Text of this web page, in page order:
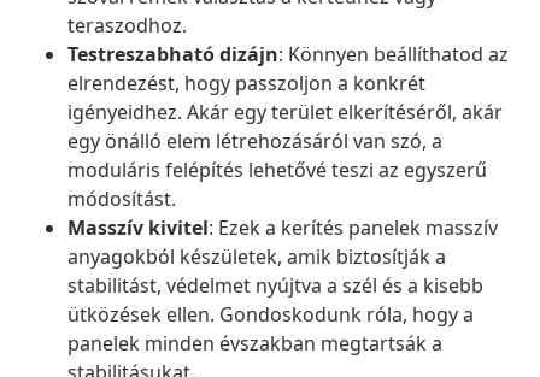
teraszodhoz.
Testreszabható dizájn: Könnyen beállíthatod az
elrendezést, hogy passzoljon a konkrét
igényeidhez. Akár egy terület elkerítéséről, akár
egy önálló elem létrehozásáról van szó, a
moduláris felépítés lehetővé teszi az egyszerű
módosítást.
Masszív kivitel: Ezek a kerítés panelek masszív
anyagokból készületek, amik biztosítják a
stabilitást, védelmet nyújtva a szél és a kisebb
ütközések ellen. Gondoskodunk róla, hogy a
panelek minden évszakban megtartsák a